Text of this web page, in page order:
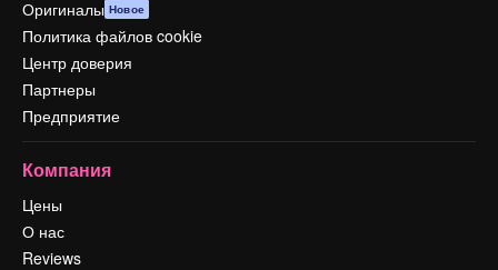
Оригиналы Новое
Политика файлов cookie
Центр доверия
Партнеры
Предприятие
Компания
Цены
О нас
Reviews